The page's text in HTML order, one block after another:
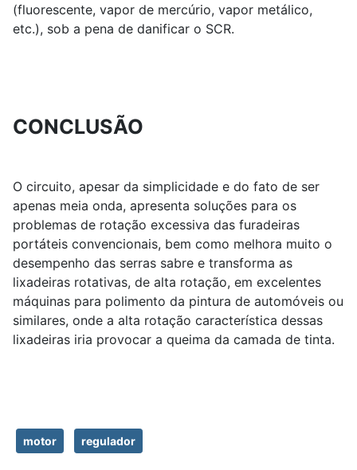
(fluorescente, vapor de mercúrio, vapor metálico,
etc.), sob a pena de danificar o SCR.
CONCLUSÃO
O circuito, apesar da simplicidade e do fato de ser
apenas meia onda, apresenta soluções para os
problemas de rotação excessiva das furadeiras
portáteis convencionais, bem como melhora muito o
desempenho das serras sabre e transforma as
lixadeiras rotativas, de alta rotação, em excelentes
máquinas para polimento da pintura de automóveis ou
similares, onde a alta rotação característica dessas
lixadeiras iria provocar a queima da camada de tinta.
motor regulador